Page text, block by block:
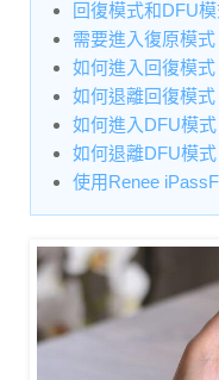
回復模式和DFU模
需要進入復原模
如何進入回復模式
如何退離回復模式
如何進入DFU模式
如何退離DFU模式
使用Renee